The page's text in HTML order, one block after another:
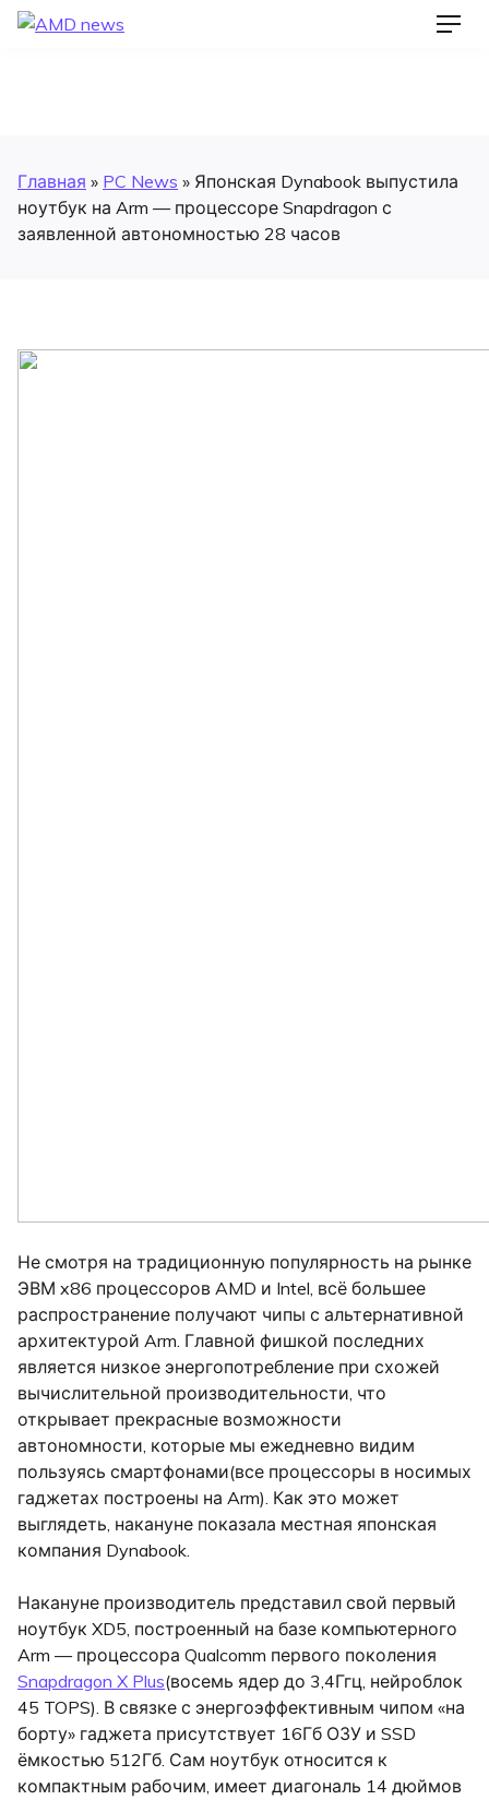
SkipAMD news
Главная » PC News » Японская Dynabook выпустила
ноутбук на Arm — процессоре Snapdragon с
заявленной автономностью 28 часов
Не смотря на традиционную популярность на рынке
ЭВМ x86 процессоров AMD и Intel, всё большее
распространение получают чипы с альтернативной
архитектурой Arm. Главной фишкой последних
является низкое энергопотребление при схожей
вычислительной производительности, что
открывает прекрасные возможности
автономности, которые мы ежедневно видим
пользуясь смартфонами(все процессоры в носимых
гаджетах построены на Arm). Как это может
выглядеть, накануне показала местная японская
компания Dynabook.
Накануне производитель представил свой первый
ноутбук XD5, построенный на базе компьютерного
Arm — процессора Qualcomm первого поколения
Snapdragon X Plus(восемь ядер до 3,4Ггц, нейроблок
45 TOPS). В связке с энергоэффективным чипом «на
борту» гаджета присутствует 16Гб ОЗУ и SSD
ёмкостью 512Гб. Сам ноутбук относится к
компактным рабочим, имеет диагональ 14 дюймов